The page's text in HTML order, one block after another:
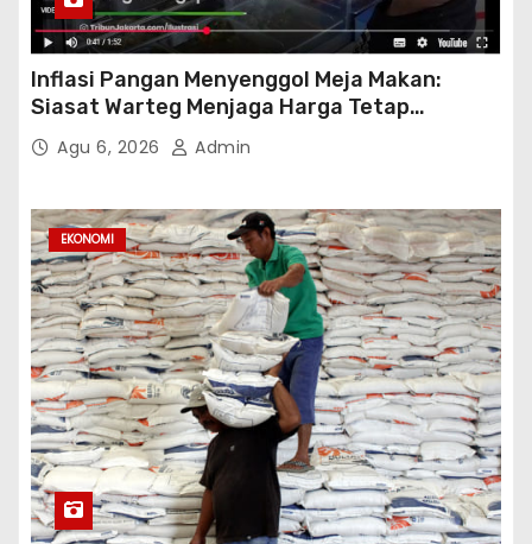
Inflasi Pangan Menyenggol Meja Makan:
Siasat Warteg Menjaga Harga Tetap
Terjangkau
Agu 6, 2026 Admin
EKONOMI